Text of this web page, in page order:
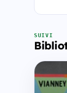
SUIVI